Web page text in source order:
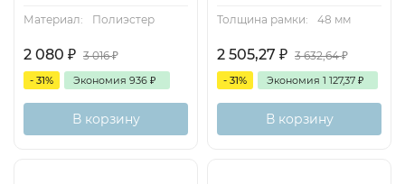
Материал:
Полиэстер
2 080 ₽ 3 016₽
- 31% Экономия 936 ₽
В корзину
Толщина рамки:
48 мм
2 505,27 ₽ 3 632,64₽
- 31% Экономия 1 127,37 ₽
В корзину